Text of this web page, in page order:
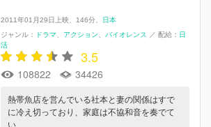
2011年01月29日上映 146分
日本
ジャンル：
ドラマ アクション バイオレンス ／ 配給： 日
活
3.5
108822 34426
熱帯魚店を営んでいる社本と妻の関係はすで
に冷え切っており、家庭は不協和音を奏でて
い…